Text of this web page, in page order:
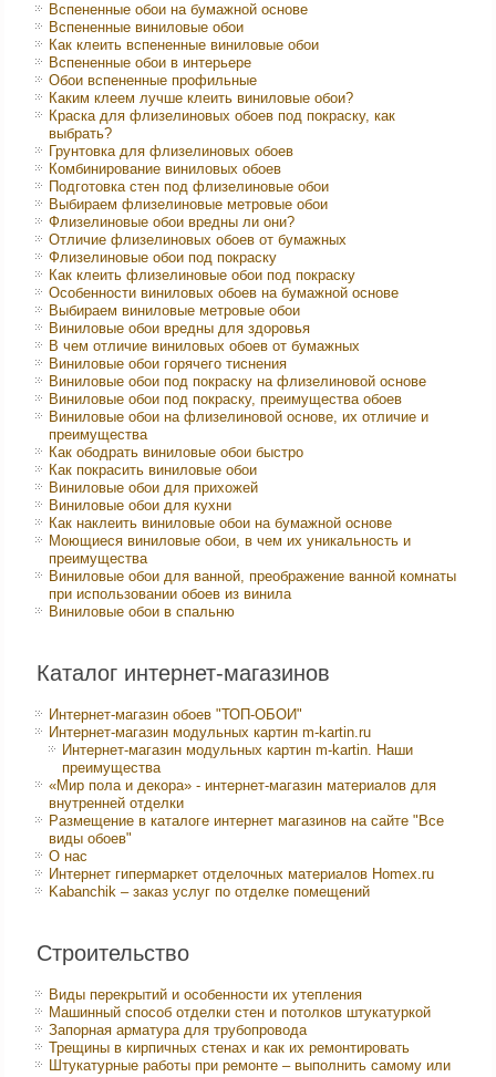
Вспененные обои на бумажной основе
Вспененные виниловые обои
Как клеить вспененные виниловые обои
Вспененные обои в интерьере
Обои вспененные профильные
Каким клеем лучше клеить виниловые обои?
Краска для флизелиновых обоев под покраску, как
выбрать?
Грунтовка для флизелиновых обоев
Комбинирование виниловых обоев
Подготовка стен под флизелиновые обои
Выбираем флизелиновые метровые обои
Флизелиновые обои вредны ли они?
Отличие флизелиновых обоев от бумажных
Флизелиновые обои под покраску
Как клеить флизелиновые обои под покраску
Особенности виниловых обоев на бумажной основе
Выбираем виниловые метровые обои
Виниловые обои вредны для здоровья
В чем отличие виниловых обоев от бумажных
Виниловые обои горячего тиснения
Виниловые обои под покраску на флизелиновой основе
Виниловые обои под покраску, преимущества обоев
Виниловые обои на флизелиновой основе, их отличие и
преимущества
Как ободрать виниловые обои быстро
Как покрасить виниловые обои
Виниловые обои для прихожей
Виниловые обои для кухни
Как наклеить виниловые обои на бумажной основе
Моющиеся виниловые обои, в чем их уникальность и
преимущества
Виниловые обои для ванной, преображение ванной комнаты
при использовании обоев из винила
Виниловые обои в спальню
Каталог интернет-магазинов
Интернет-магазин обоев "ТОП-ОБОИ"
Интернет-магазин модульных картин m-kartin.ru
Интернет-магазин модульных картин m-kartin. Наши
преимущества
«Мир пола и декора» - интернет-магазин материалов для
внутренней отделки
Размещение в каталоге интернет магазинов на сайте "Все
виды обоев"
О нас
Интернет гипермаркет отделочных материалов Homex.ru
Kabanchik – заказ услуг по отделке помещений
Строительство
Виды перекрытий и особенности их утепления
Машинный способ отделки стен и потолков штукатуркой
Запорная арматура для трубопровода
Трещины в кирпичных стенах и как их ремонтировать
Штукатурные работы при ремонте – выполнить самому или